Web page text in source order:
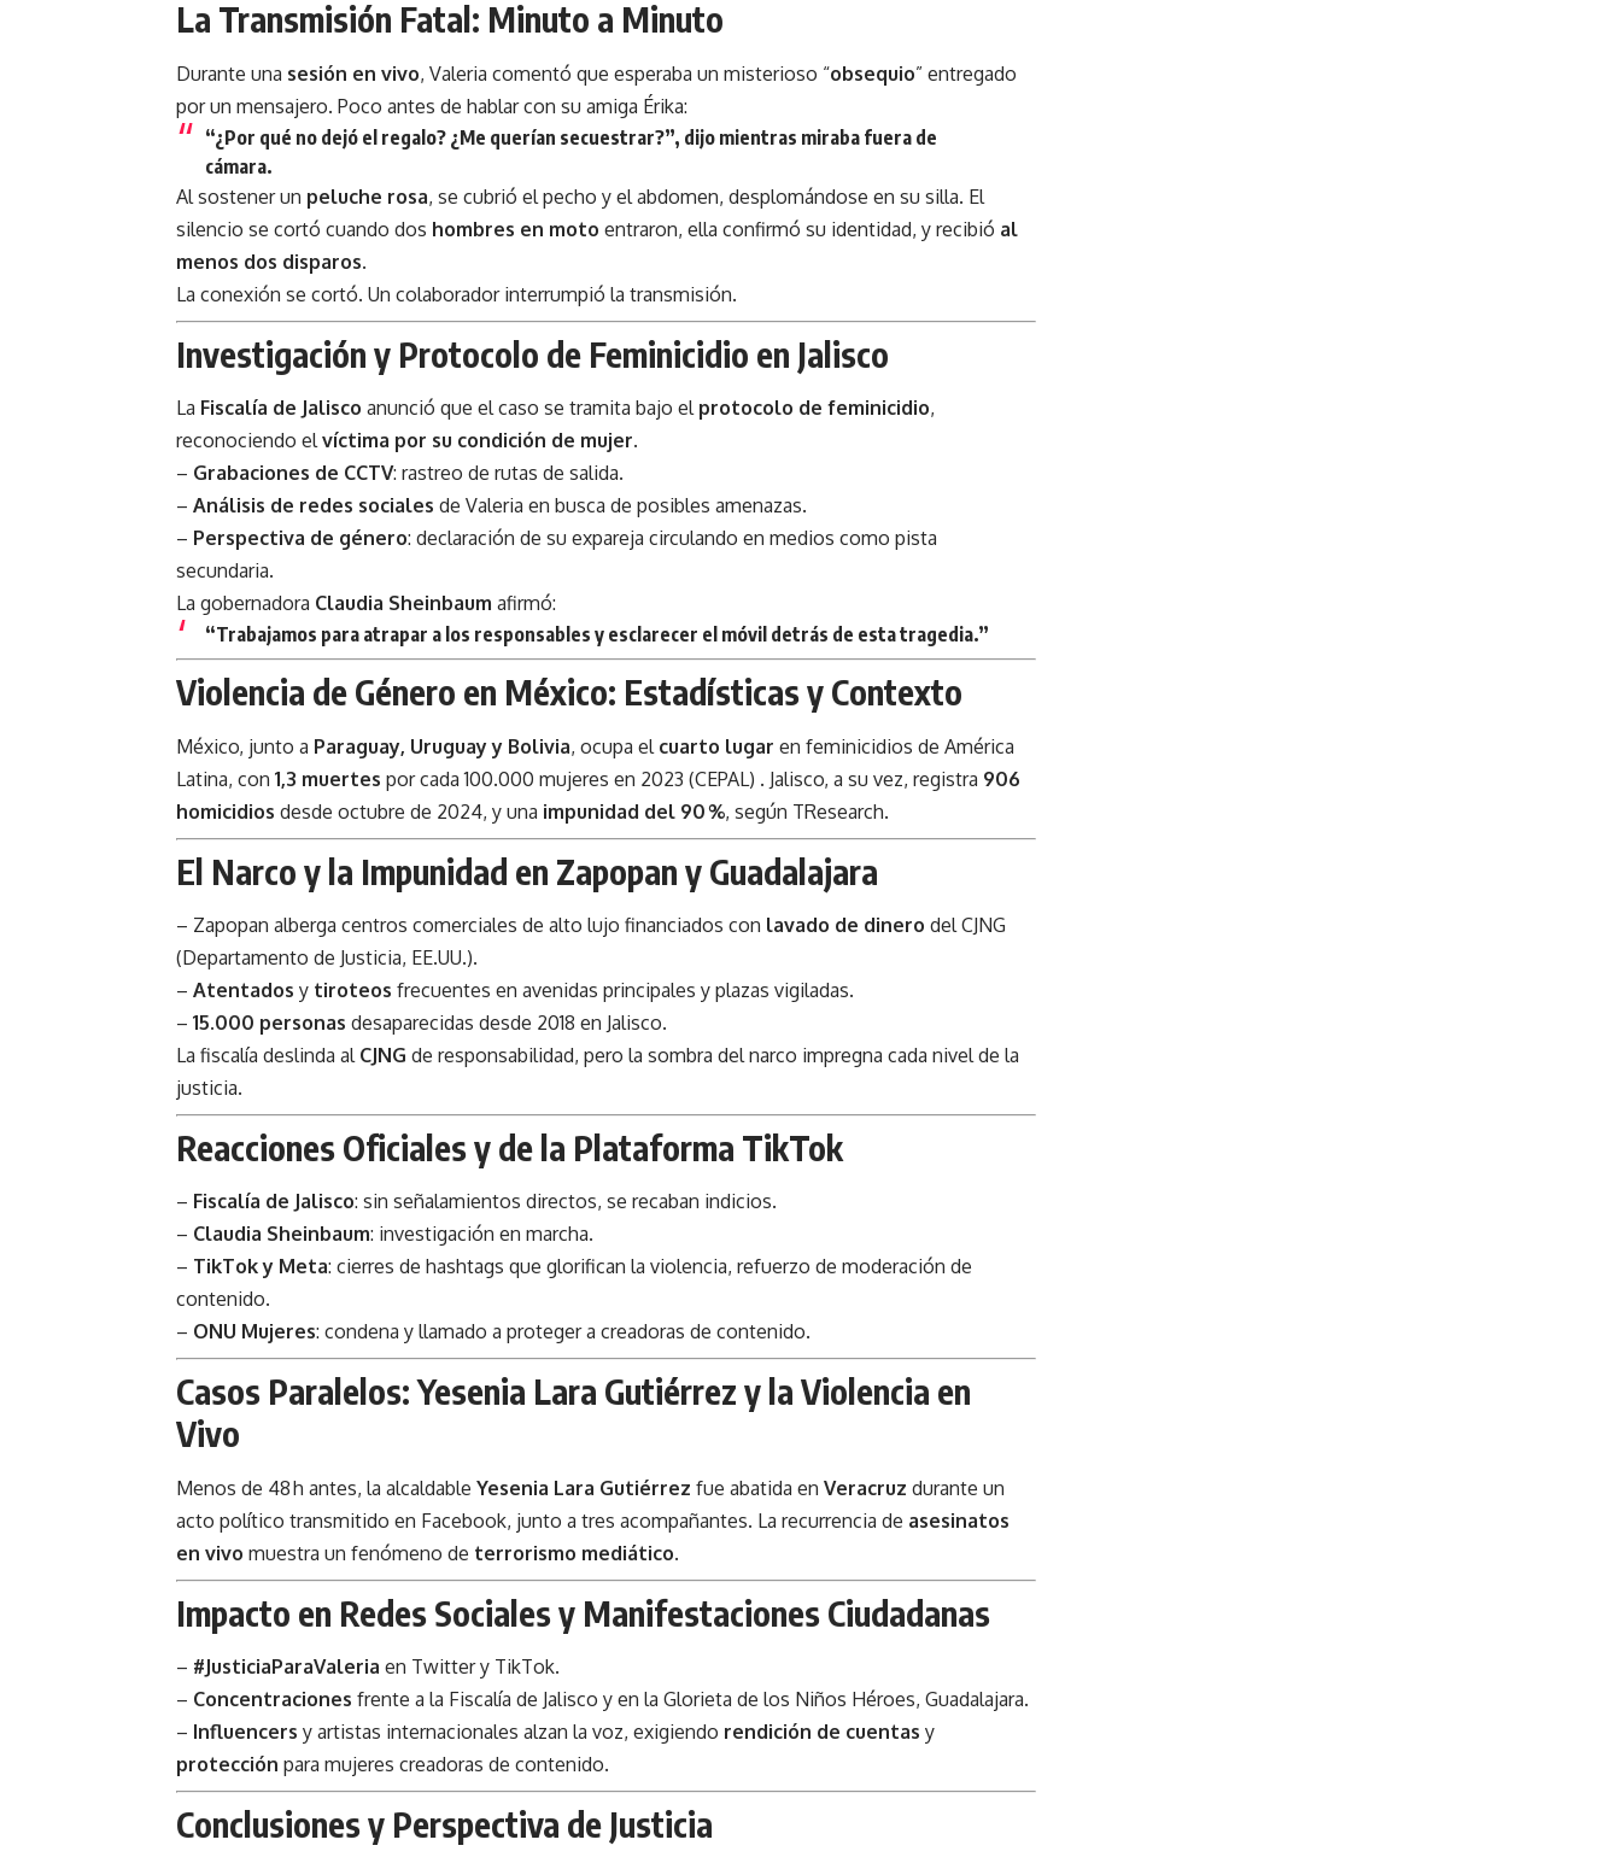
La Transmisión Fatal: Minuto a Minuto
Durante una sesión en vivo, Valeria comentó que esperaba un misterioso “obsequio” entregado
por un mensajero. Poco antes de hablar con su amiga Érika:
“¿Por qué no dejó el regalo? ¿Me querían secuestrar?”, dijo mientras miraba fuera de
cámara.
Al sostener un peluche rosa, se cubrió el pecho y el abdomen, desplomándose en su silla. El
silencio se cortó cuando dos hombres en moto entraron, ella confirmó su identidad, y recibió al
menos dos disparos.
La conexión se cortó. Un colaborador interrumpió la transmisión.
Investigación y Protocolo de Feminicidio en Jalisco
La Fiscalía de Jalisco anunció que el caso se tramita bajo el protocolo de feminicidio,
reconociendo elvíctima por su condición de mujer.
– Grabaciones de CCTV: rastreo de rutas de salida.
– Análisis de redes sociales de Valeria en busca de posibles amenazas.
– Perspectiva de género: declaración de su expareja circulando en medios como pista
secundaria.
La gobernadora Claudia Sheinbaum afirmó:
“Trabajamos para atrapar a los responsables y esclarecer el móvil detrás de esta tragedia.”
Violencia de Género en México: Estadísticas y Contexto
México, junto a Paraguay, Uruguay y Bolivia, ocupa el cuarto lugar en feminicidios de América
Latina, con 1,3 muertes por cada 100.000 mujeres en 2023 (CEPAL) . Jalisco, a su vez, registra 906
homicidios desde octubre de 2024, y una impunidad del 90 %, según TResearch.
El Narco y la Impunidad en Zapopan y Guadalajara
– Zapopan alberga centros comerciales de alto lujo financiados con lavado de dinero del CJNG
(Departamento de Justicia, EE.UU.).
– Atentados y tiroteos frecuentes en avenidas principales y plazas vigiladas.
– 15.000 personas desaparecidas desde 2018 en Jalisco.
La fiscalía deslinda al CJNG de responsabilidad, pero la sombra del narco impregna cada nivel de la
justicia.
Reacciones Oficiales y de la Plataforma TikTok
– Fiscalía de Jalisco: sin señalamientos directos, se recaban indicios.
– Claudia Sheinbaum: investigación en marcha.
– TikTok y Meta: cierres de hashtags que glorifican la violencia, refuerzo de moderación de
contenido.
– ONU Mujeres: condena y llamado a proteger a creadoras de contenido.
Casos Paralelos: Yesenia Lara Gutiérrez y la Violencia en
Vivo
Menos de 48 h antes, la alcaldable Yesenia Lara Gutiérrez fue abatida en Veracruz durante un
acto político transmitido en Facebook, junto a tres acompañantes. La recurrencia de asesinatos
en vivo muestra un fenómeno de terrorismo mediático.
Impacto en Redes Sociales y Manifestaciones Ciudadanas
– #JusticiaParaValeria en Twitter y TikTok.
– Concentraciones frente a la Fiscalía de Jalisco y en la Glorieta de los Niños Héroes, Guadalajara.
– Influencers y artistas internacionales alzan la voz, exigiendo rendición de cuentas y
protección para mujeres creadoras de contenido.
Conclusiones y Perspectiva de Justicia